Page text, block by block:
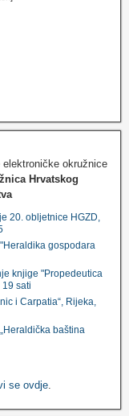
okružnice
Hrvatskog
20. obljetnice HGZD,
gospodara
knjige "Propedeutica
sati
i Carpatia“, Rijeka,
baština
se ovdje.